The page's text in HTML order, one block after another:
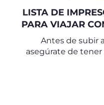
LISTA DE
PARA VIAJAR
Antes de subir
asegúrate de